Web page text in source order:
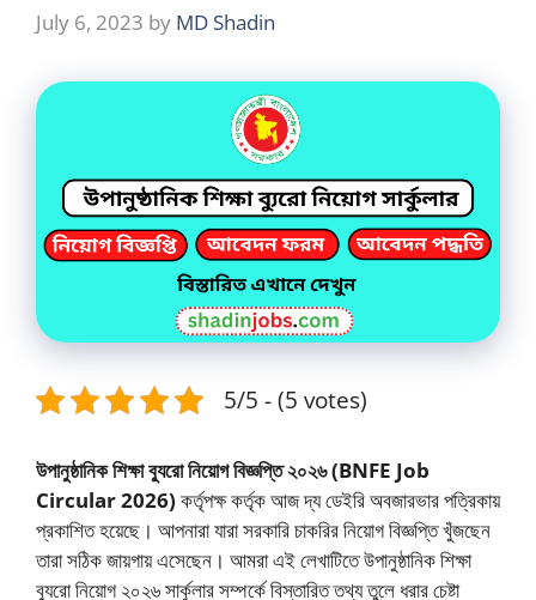
July 6, 2023 by MD Shadin
5/5 - (5 votes)
উপানুষ্ঠানিক শিক্ষা ব্যুরো নিয়োগ বিজ্ঞপ্তি ২০২৬(BNFE Job
Circular 2026) কর্তৃপক্ষ কর্তৃক আজ দ্য ডেইরি অবজারভার পত্রিকায়
প্রকাশিত হয়েছে। আপনারা যারা সরকারি চাকরির নিয়োগ বিজ্ঞপ্তি খুঁজছেন
তারা সঠিক জায়গায় এসেছেন। আমরা এই লেখাটিতে উপানুষ্ঠানিক শিক্ষা
ব্যুরো নিয়োগ ২০২৬ সার্কুলার সম্পর্কে বিস্তারিত তথ্য তুলে ধরার চেষ্টা